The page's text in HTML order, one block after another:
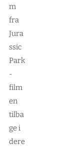
m
fra
Jura
ssic
Park
-
film
en
tilba
ge i
dere